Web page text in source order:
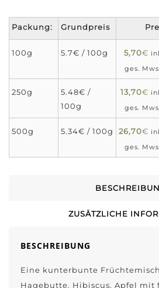
Packung: Grundpreis
100g 5.7€ / 100g 5,70€
ges.
250g
5.48€ /
100g
13,70€
ges.
500g 5.34€ / 100g 26,70€
ges.
ZUSÄTZLICHE
BESCHREIBUNG
Eine kunterbunte
Hagebutte, Hibiscus, Apfel mit